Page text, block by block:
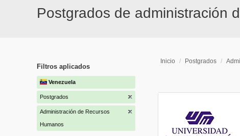
Postgrados de administración
Filtros aplicados
Venezuela
Postgrados
Administración de Recursos
Humanos
Inicio / Postgrados /